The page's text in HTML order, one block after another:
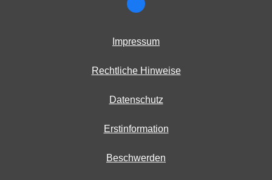
Impressum
Rechtliche Hinweise
Datenschutz
Erstinformation
Beschwerden